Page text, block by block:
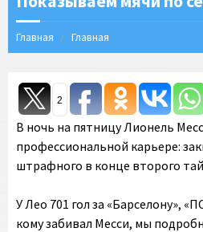
Главная Главная
2
В ночь на пятницу Лионель
профессиональной карьере:
штрафного в конце второго
У Лео 701 гол за «Барселону»,
кому забивал Месси, мы